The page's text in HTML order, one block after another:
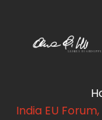
India EU